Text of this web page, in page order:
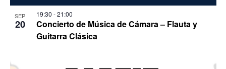
SEP
20
Concierto de Música de Cámara – Flauta y
Guitarra Clásica
19:30 -21:00